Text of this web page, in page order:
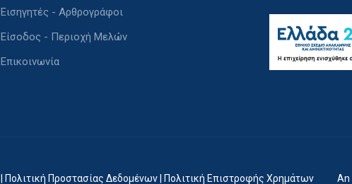
Εισηγητές - Αρθρογράφοι
Είσοδος - Περιοχή Μελών
Επικοινωνία
| Πολιτική Προστασίας Δεδομένων| Πολιτική Επιστροφής Χρημάτων An